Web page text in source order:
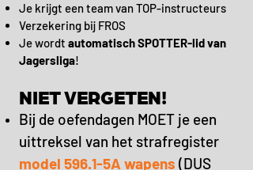
Je krijgt een team van TOP-instructeurs
Verzekering bij FROS
Je wordt automatisch SPOTTER-lid van
Jagersliga!
NIET VERGETEN!
Bij de oefendagen MOET je een
uittreksel van het strafregister
model 596.1-5A wapens (DUS